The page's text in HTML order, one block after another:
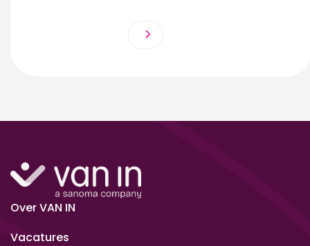
Over VAN IN
Vacatures